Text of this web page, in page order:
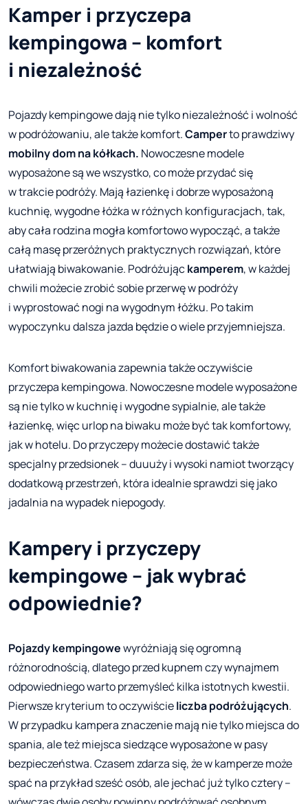
Kamper i przyczepa
kempingowa – komfort
i niezależność
Pojazdy kempingowe dają nie tylko niezależność i wolność
w podróżowaniu, ale także komfort.Camperto prawdziwy
mobilny dom na kółkach. Nowoczesne modele
wyposażone są we wszystko, co może przydać się
w trakcie podróży. Mają łazienkę i dobrze wyposażoną
kuchnię, wygodne łóżka w różnych konfiguracjach, tak,
aby cała rodzina mogła komfortowo wypocząć, a także
całą masę przeróżnych praktycznych rozwiązań, które
ułatwiają biwakowanie. Podróżująckamperem, w każdej
chwili możecie zrobić sobie przerwę w podróży
i wyprostować nogi na wygodnym łóżku. Po takim
wypoczynku dalsza jazda będzie o wiele przyjemniejsza.
Komfort biwakowania zapewnia także oczywiście
przyczepa kempingowa. Nowoczesne modele wyposażone
są nie tylko w kuchnię i wygodne sypialnie, ale także
łazienkę, więc urlop na biwaku może być tak komfortowy,
jak w hotelu. Do przyczepy możecie dostawić także
specjalny przedsionek – duuuży i wysoki namiot tworzący
dodatkową przestrzeń, która idealnie sprawdzi się jako
jadalnia na wypadek niepogody.
Kampery i przyczepy
kempingowe – jak wybrać
odpowiednie?
Pojazdy kempingowewyróżniają się ogromną
różnorodnością, dlatego przed kupnem czy wynajmem
odpowiedniego warto przemyśleć kilka istotnych kwestii.
Pierwsze kryterium to oczywiścieliczba podróżujących.
W przypadku kampera znaczenie mają nie tylko miejsca do
spania, ale też miejsca siedzące wyposażone w pasy
bezpieczeństwa. Czasem zdarza się, że w kamperze może
spać na przykład sześć osób, ale jechać już tylko cztery –